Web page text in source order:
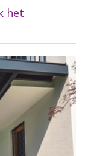
het